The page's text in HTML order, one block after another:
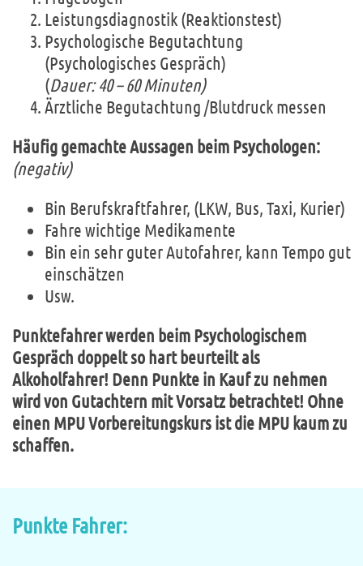
Leistungsdiagnostik (Reaktionstest)
Psychologische Begutachtung
(Psychologisches Gespräch)
(Dauer: 40 – 60 Minuten)
Ärztliche Begutachtung /Blutdruck messen
Häufig gemachte Aussagen beim Psychologen:
(negativ)
Bin Berufskraftfahrer, (LKW, Bus, Taxi, Kurier)
Fahre wichtige Medikamente
Bin ein sehr guter Autofahrer, kann Tempo gut
einschätzen
Usw.
Punktefahrer werden beim Psychologischem
Gespräch doppelt so hart beurteilt als
Alkoholfahrer! Denn Punkte in Kauf zu nehmen
wird von Gutachtern mit Vorsatz betrachtet! Ohne
einen MPU Vorbereitungskurs ist die MPU kaum zu
schaffen.
Punkte Fahrer: